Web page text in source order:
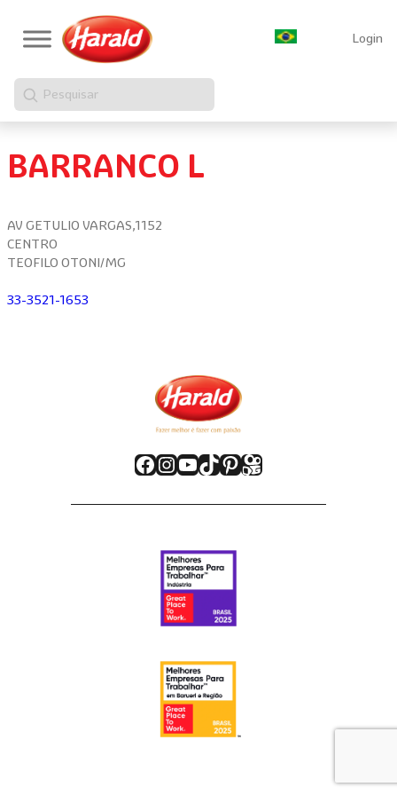
Login
Pesquisar
BARRANCO L
AV GETULIO VARGAS,1152
CENTRO
TEOFILO OTONI/MG
33-3521-1653
Facebook
Instagram
Youtube
TikTok
Pinterest
Kwai